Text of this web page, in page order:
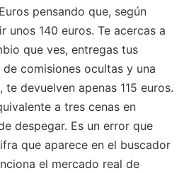
pensando que, según
unos 140 euros. Te acercas a
que ves, entregas tus
comisiones ocultas y una
devuelven apenas 115 euros.
a tres cenas en
despegar. Es un error que
que aparece en el buscador
el mercado real de